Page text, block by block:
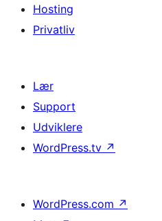
Hosting
Privatliv
Lær
Support
Udviklere
WordPress.tv ↗
WordPress.com ↗